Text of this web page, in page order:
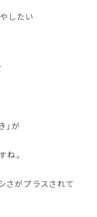
したい
」が
ね。
さがプラスされて